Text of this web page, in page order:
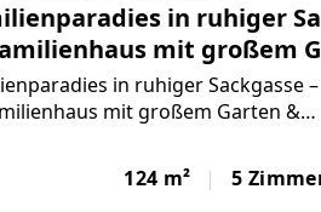
in ruhiger
mit großem
in ruhiger Sackgasse –
mit großem Garten &
Möglichkeiten
Zuhause! Dieses
124 m² 5